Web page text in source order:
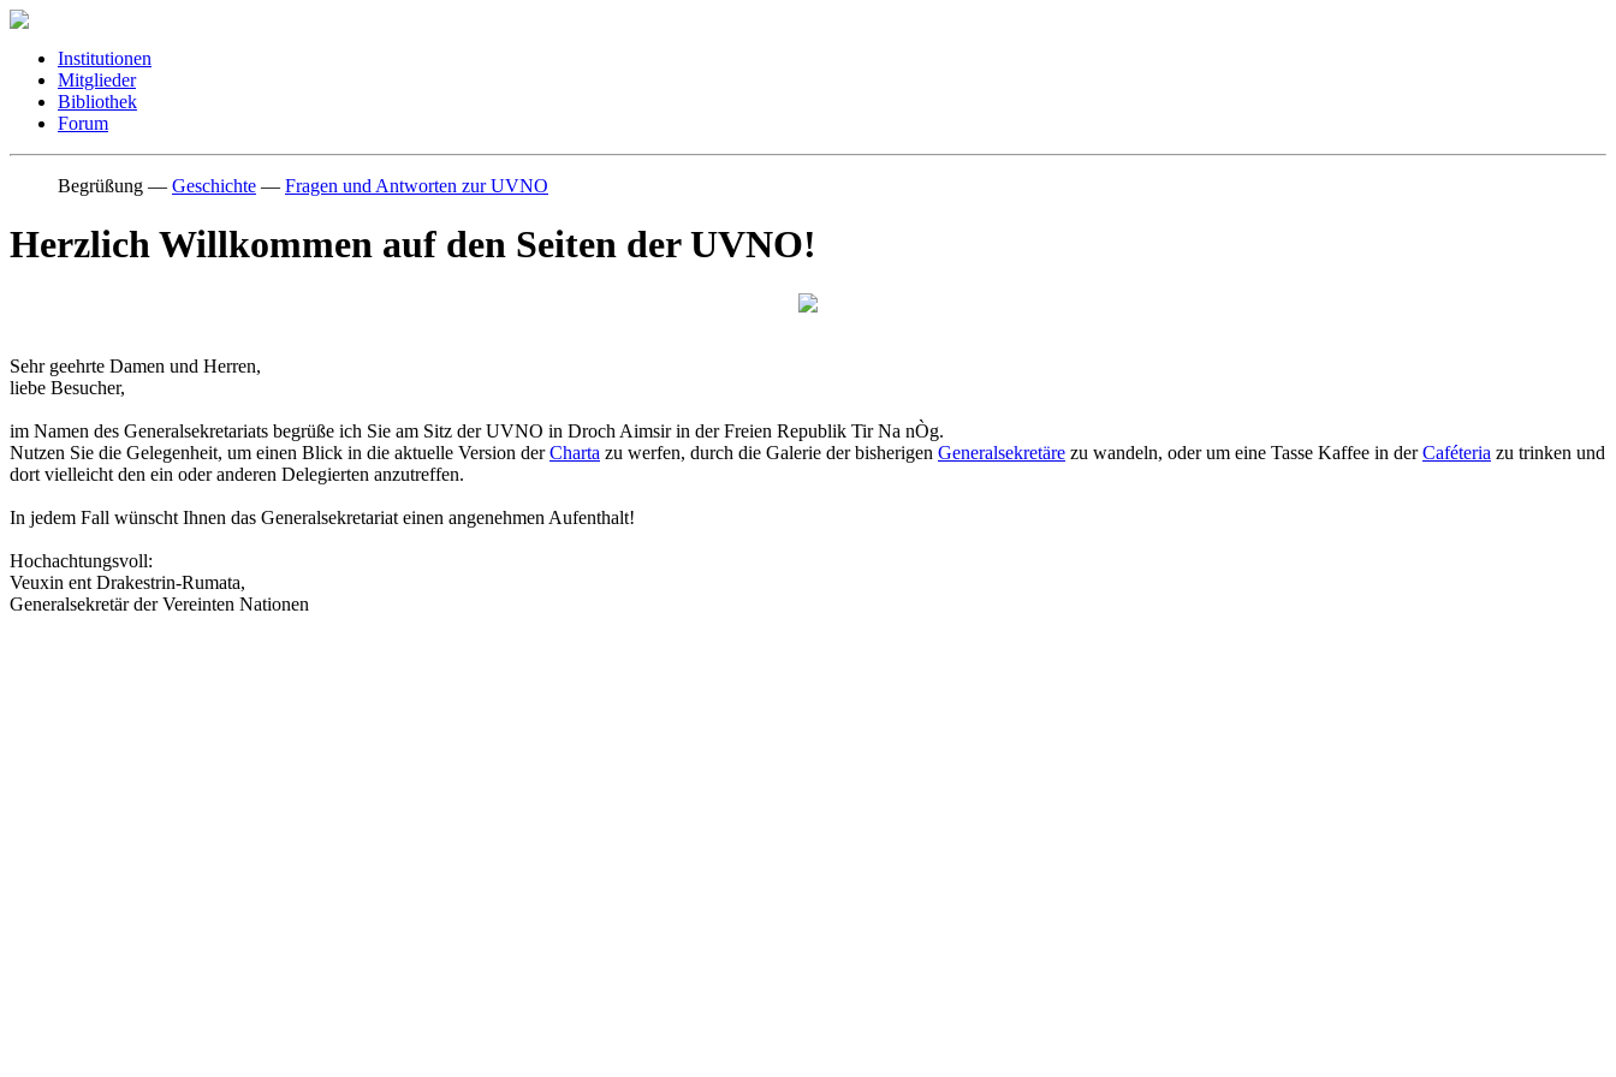
Institutionen
Mitglieder
Bibliothek
Forum
Begrüßung — Geschichte — Fragen und Antworten zur UVNO
Herzlich Willkommen auf den Seiten der UVNO!
Sehr geehrte Damen und Herren,
liebe Besucher,
im Namen des Generalsekretariats begrüße ich Sie am Sitz der UVNO in Droch Aimsir in der Freien Republik Tir Na nÒg.
Nutzen Sie die Gelegenheit, um einen Blick in die aktuelle Version derCharta zu werfen, durch die Galerie der bisherigen Generalsekretäre zu wandeln, oder um eine Tasse Kaffee in derCaféteria zu trinken und
dort vielleicht den ein oder anderen Delegierten anzutreffen.
In jedem Fall wünscht Ihnen das Generalsekretariat einen angenehmen Aufenthalt!
Hochachtungsvoll:
Veuxin ent Drakestrin-Rumata,
Generalsekretär der Vereinten Nationen